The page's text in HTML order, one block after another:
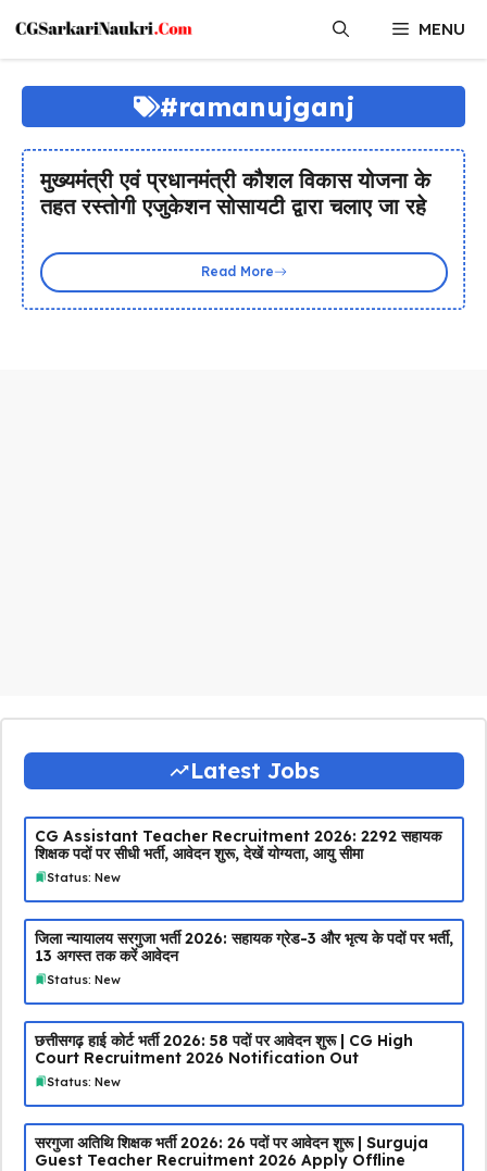
content
MENU
#ramanujganj
मुख्यमंत्री एवं प्रधानमंत्री कौशल विकास योजना के
तहत रस्तोगी एजुकेशन सोसायटी द्वारा चलाए जा रहे
Read More
Latest Jobs
CG Assistant Teacher Recruitment 2026: 2292 सहायक
शिक्षक पदों पर सीधी भर्ती, आवेदन शुरू, देखें योग्यता, आयु सीमा
Status: New
जिला न्यायालय सरगुजा भर्ती 2026: सहायक ग्रेड-3 और भृत्य के पदों पर भर्ती,
13 अगस्त तक करें आवेदन
Status: New
छत्तीसगढ़ हाई कोर्ट भर्ती 2026: 58 पदों पर आवेदन शुरू | CG High
Court Recruitment 2026 Notification Out
Status: New
सरगुजा अतिथि शिक्षक भर्ती 2026: 26 पदों पर आवेदन शुरू | Surguja
Guest Teacher Recruitment 2026 Apply Offline